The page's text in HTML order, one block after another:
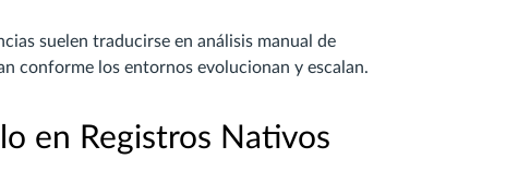
suelen traducirse en análisis manual de
conforme los entornos evolucionan y escalan.
en Registros Nativos